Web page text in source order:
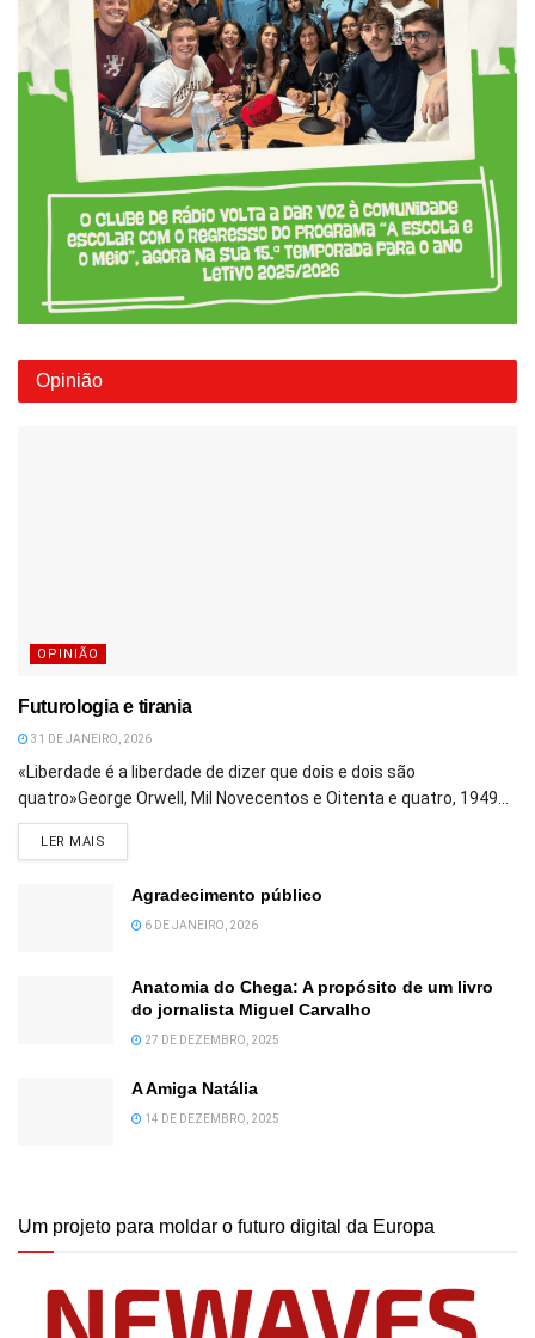
Opinião
OPINIÃO
Futurologia e tirania
31 DE JANEIRO, 2026
«Liberdade é a liberdade de dizer que dois e dois são
quatro»George Orwell, Mil Novecentos e Oitenta e quatro, 1949...
LER MAIS
Agradecimento público
6 DE JANEIRO, 2026
Anatomia do Chega: A propósito de um livro
do jornalista Miguel Carvalho
27 DE DEZEMBRO, 2025
A Amiga Natália
14 DE DEZEMBRO, 2025
Um projeto para moldar o futuro digital da Europa